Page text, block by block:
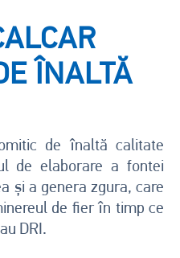
ÎNALTĂ
de înaltă calitate
de elaborare a fontei
și a genera zgura, care
de fier în timp ce
DRI.